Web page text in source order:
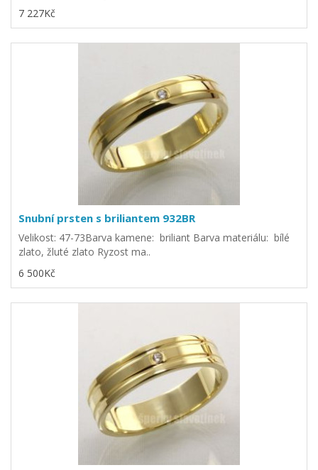
7 227Kč
Snubní prsten s briliantem 932BR
Velikost: 47-73Barva kamene: briliant Barva materiálu: bílé
zlato, žluté zlato Ryzost ma..
6 500Kč